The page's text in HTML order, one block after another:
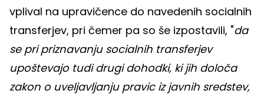
vplival na upravičence do navedenih socialnih
transferjev, pri čemer pa so še izpostavili, "da
se pri priznavanju socialnih transferjev
upoštevajo tudi drugi dohodki, ki jih določa
zakon o uveljavljanju pravic iz javnih sredstev,